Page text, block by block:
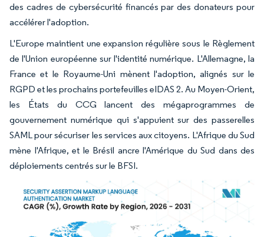
des cadres de cybersécurité financés par des donateurs pour
accélérer l'adoption.
L'Europe maintient une expansion régulière sous le Règlement
de l'Union européenne sur l'identité numérique. L'Allemagne, la
France et le Royaume-Uni mènent l'adoption, alignés sur le
RGPD et les prochains portefeuilles eIDAS 2. Au Moyen-Orient,
les États du CCG lancent des mégaprogrammes de
gouvernement numérique qui s'appuient sur des passerelles
SAML pour sécuriser les services aux citoyens. L'Afrique du Sud
mène l'Afrique, et le Brésil ancre l'Amérique du Sud dans des
déploiements centrés sur le BFSI.